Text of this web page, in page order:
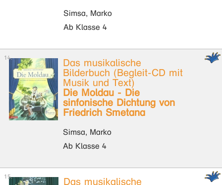
Simsa, Marko
Ab Klasse 4
Das musikalische
Bilderbuch (Begleit-CD mit
Musik und Text)
Die Moldau - Die
sinfonische Dichtung von
Friedrich Smetana
Simsa, Marko
Ab Klasse 4
Das musikalische